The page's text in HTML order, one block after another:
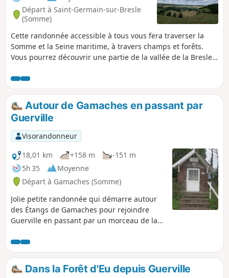
Départ à Saint-Germain-sur-Bresle
(Somme)
Cette randonnée accessible à tous vous fera traverser la
Somme et la Seine maritime, à travers champs et forêts.
Vous pourrez découvrir une partie de la vallée de la Bresle,
Rouen-sur-Bresle.
Autour de Gamaches en passant par
Guerville
Visorandonneur
18,01 km
+158 m
-151 m
5h 35
Moyenne
Départ à Gamaches (Somme)
Jolie petite randonnée qui démarre autour
des Étangs de Gamaches pour rejoindre
Guerville en passant par un morceau de la
Adélaïde avant de passer à Guerville, village
de la Glass vallée. Puis retour vers
Gamaches en passant devant la Chapelle
Dubos, un petit tour dans les étangs et par
Dans la Forêt d'Eu depuis Guerville